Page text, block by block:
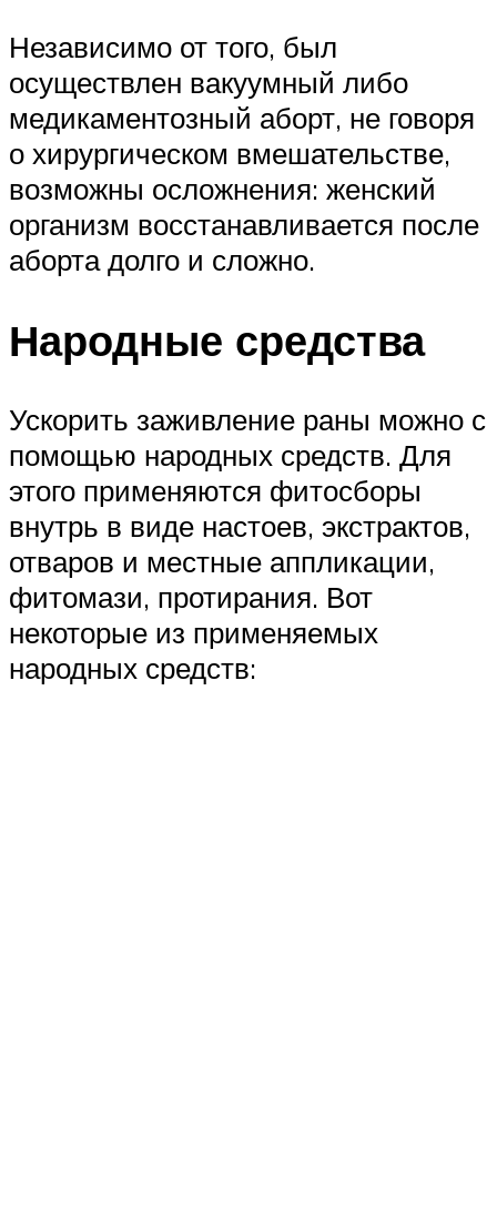
Независимо от того, был
осуществлен вакуумный либо
медикаментозный аборт, не говоря
о хирургическом вмешательстве,
возможны осложнения: женский
организм восстанавливается после
аборта долго и сложно.
Народные средства
Ускорить заживление раны можно с
помощью народных средств. Для
этого применяются фитосборы
внутрь в виде настоев, экстрактов,
отваров и местные аппликации,
фитомази, протирания. Вот
некоторые из применяемых
народных средств: